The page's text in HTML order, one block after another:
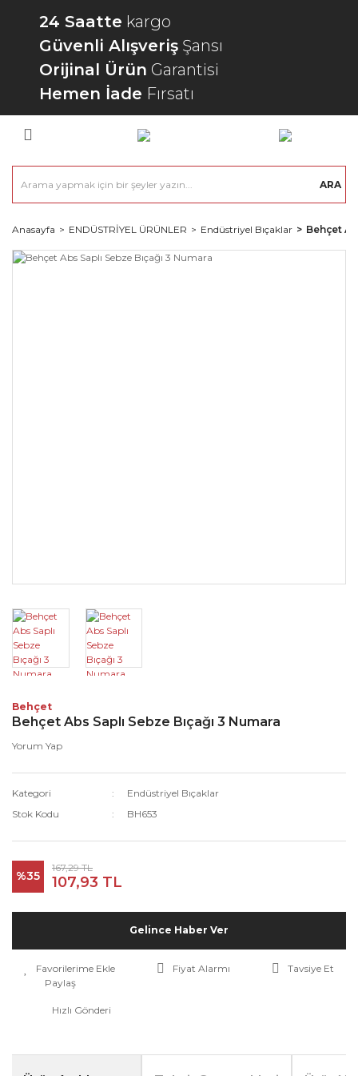
24 Saatte kargo
Güvenli Alışveriş Şansı
Orijinal Ürün Garantisi
Hemen İade Fırsatı
ARA
Anasayfa ENDÜSTRİYEL ÜRÜNLER Endüstriyel Bıçaklar Behçet
Behçet
Behçet Abs Saplı Sebze Bıçağı 3 Numara
Yorum Yap
Kategori
Endüstriyel Bıçaklar
Stok Kodu
BH653
%35
167,29 TL
107,93 TL
Gelince Haber Ver
Fiyat Alarmı
Tavsiye Et
Paylaş
Hızlı Gönderi